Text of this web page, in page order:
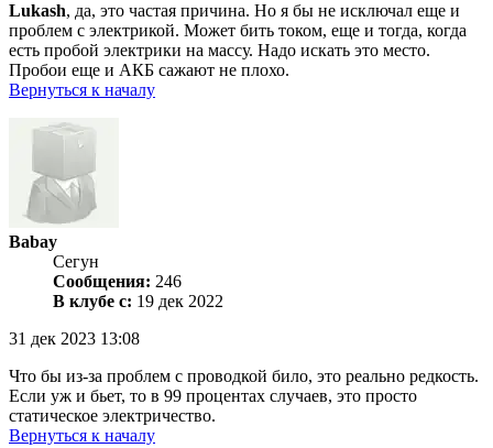
Lukash, да, это частая причина. Но я бы не исключал еще и
проблем с электрикой. Может бить током, еще и тогда, когда
есть пробой электрики на массу. Надо искать это место.
Пробои еще и АКБ сажают не плохо.
Вернуться к началу
Babay
Сегун
Сообщения: 246
В клубе с: 19 дек 2022
31 дек 2023 13:08
Что бы из-за проблем с проводкой било, это реально редкость.
Если уж и бьет, то в 99 процентах случаев, это просто
статическое электричество.
Вернуться к началу